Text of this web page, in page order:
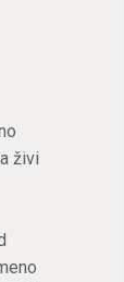
živi